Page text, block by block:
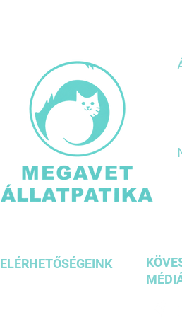
ELÉRHETŐSÉGEINK